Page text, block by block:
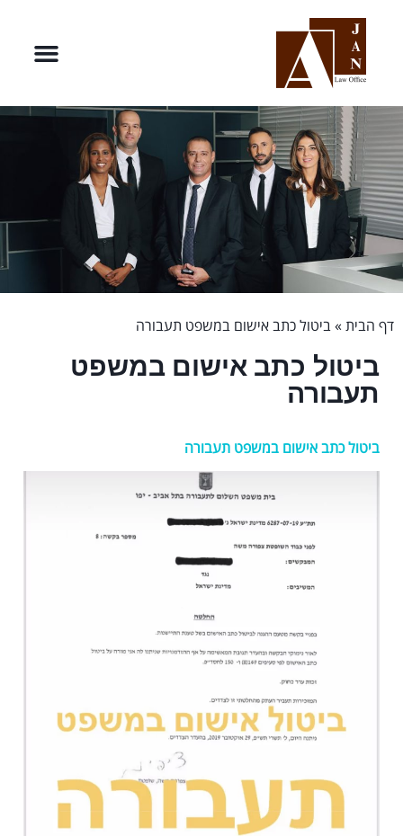
דף הבית »ביטול כתב אישום במשפט תעבורה
ביטול כתב אישום במשפט
תעבורה
ביטול כתב אישום במשפט תעבורה